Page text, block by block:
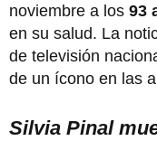
noviembre a los 93
en su salud. La
de televisión
de un ícono en las
Silvia Pinal